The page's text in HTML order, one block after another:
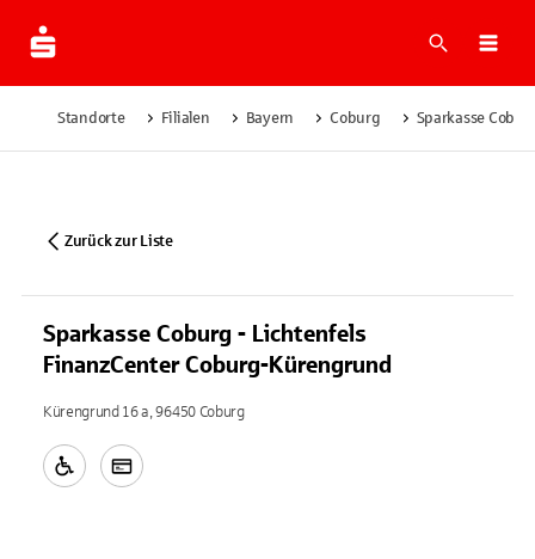
Suche
Standorte Filialen Bayern Coburg Sparkasse
Zurück zur Liste
Sparkasse Coburg - Lichtenfels
FinanzCenter Coburg-Kürengrund
Kürengrund 16 a, 96450 Coburg